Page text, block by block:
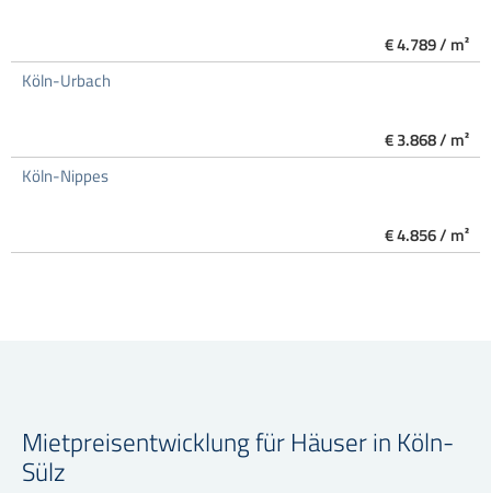
€ 4.789 / m²
Köln-Urbach
€ 3.868 / m²
Köln-Nippes
€ 4.856 / m²
Mietpreisentwicklung für Häuser in Köln-
Sülz